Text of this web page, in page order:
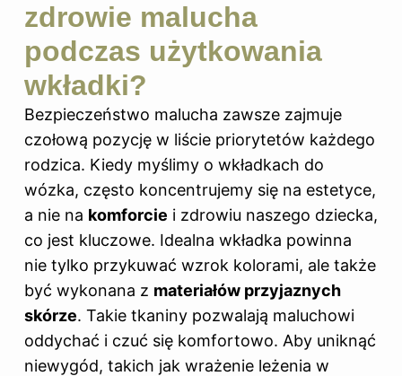
zdrowie malucha
podczas użytkowania
wkładki?
Bezpieczeństwo malucha zawsze zajmuje
czołową pozycję w liście priorytetów każdego
rodzica. Kiedy myślimy o wkładkach do
wózka, często koncentrujemy się na estetyce,
a nie na komforcie i zdrowiu naszego dziecka,
co jest kluczowe. Idealna wkładka powinna
nie tylko przykuwać wzrok kolorami, ale także
być wykonana z materiałów przyjaznych
skórze. Takie tkaniny pozwalają maluchowi
oddychać i czuć się komfortowo. Aby uniknąć
niewygód, takich jak wrażenie leżenia w